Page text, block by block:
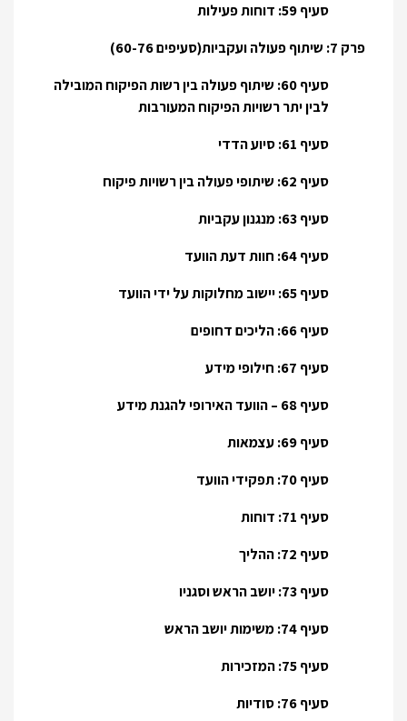
סעיף 59: דוחות פעילות
פרק 7: שיתוף פעולה ועקביות(סעיפים 60-76)
סעיף 60: שיתוף פעולה בין רשות הפיקוח המובילה
לבין יתר רשויות הפיקוח המעורבות
סעיף 61: סיוע הדדי
סעיף 62: שיתופי פעולה בין רשויות פיקוח
סעיף 63: מנגנון עקביות
סעיף 64: חוות דעת הוועד
סעיף 65: יישוב מחלוקות על ידי הוועד
סעיף 66: הליכים דחופים
סעיף 67: חילופי מידע
סעיף 68 – הוועד האירופי להגנת מידע
סעיף 69: עצמאות
סעיף 70: תפקידי הוועד
סעיף 71: דוחות
סעיף 72: ההליך
סעיף 73: יושב הראש וסגניו
סעיף 74: משימות יושב הראש
סעיף 75: המזכירות
סעיף 76: סודיות